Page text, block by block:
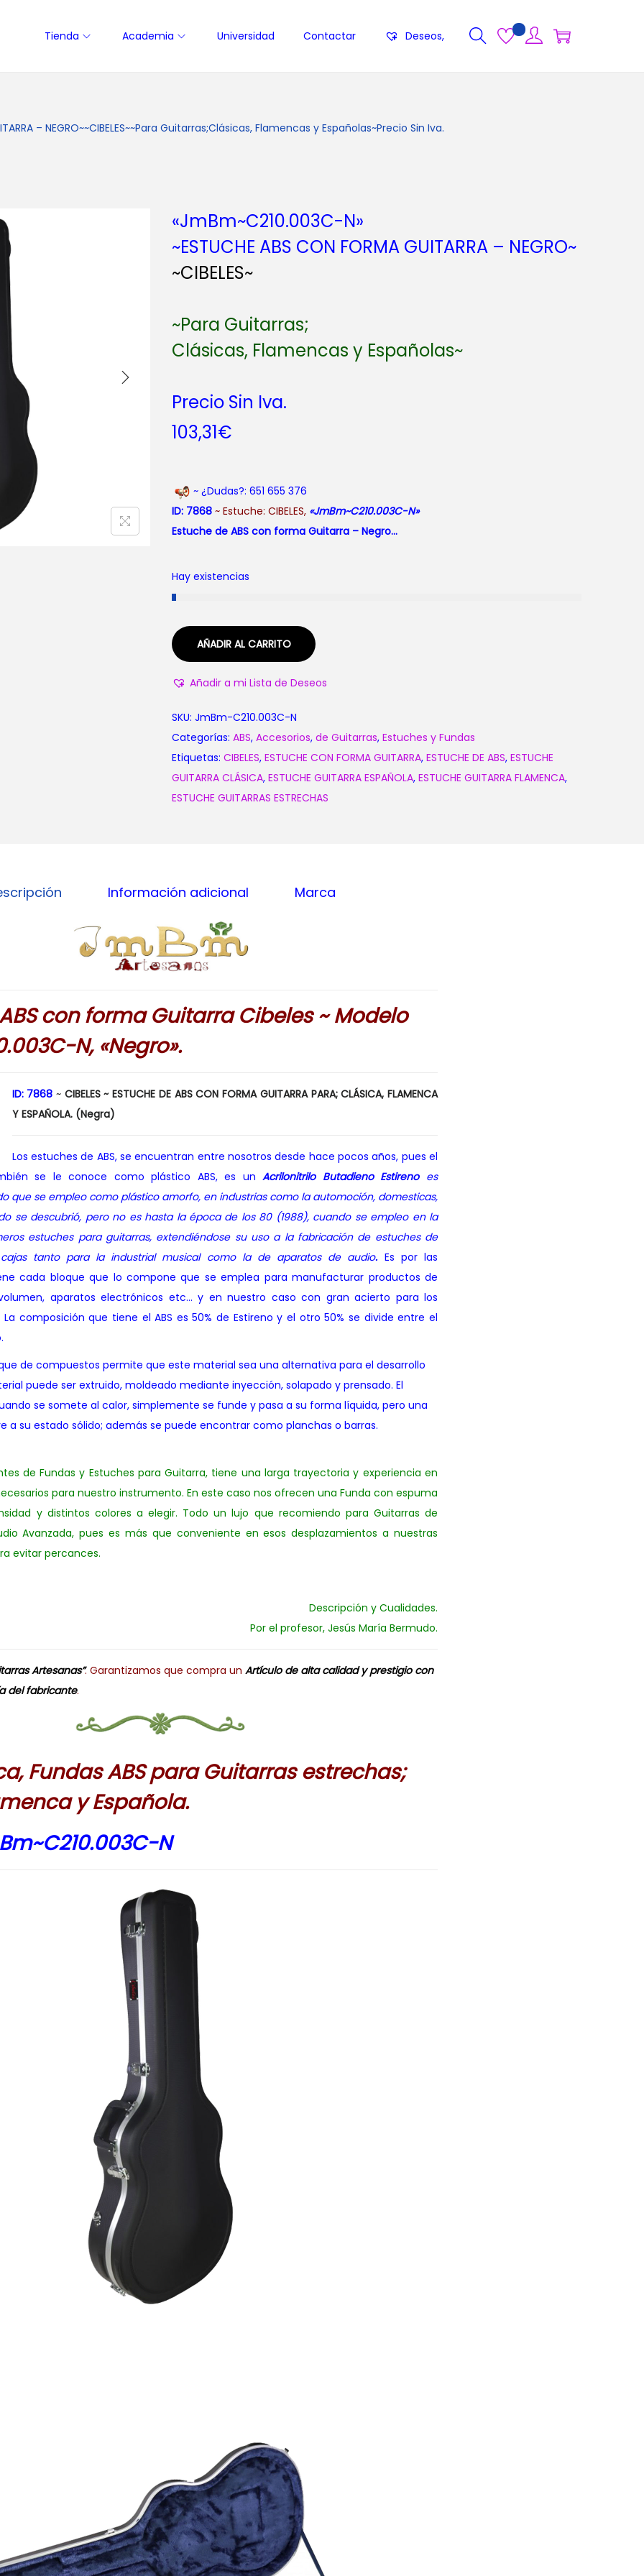
Tienda Academia Universidad Contactar Deseos,
– NEGRO~~CIBELES~~Para Guitarras;Clásicas, Flamencas y Españolas~Precio Sin Iva.
«JmBm~C210.003C-N»
~ESTUCHE ABS CON FORMA GUITARRA – NEGRO~
~CIBELES~
~Para Guitarras;
Clásicas, Flamencas y Españolas~
Precio Sin Iva.
103,31€
~ ¿Dudas?: 651 655 376
ID: 7868 ~ Estuche: CIBELES, «JmBm~C210.003C-N»
Estuche de ABS con forma Guitarra – Negro…
Hay existencias
AÑADIR AL CARRITO
Añadir a mi Lista de Deseos
SKU: JmBm-C210.003C-N
Categorías: ABS, Accesorios, de Guitarras, Estuches y Fundas
Etiquetas: CIBELES, ESTUCHE CON FORMA GUITARRA, ESTUCHE DE ABS, ESTUCHE
GUITARRA CLÁSICA, ESTUCHE GUITARRA ESPAÑOLA, ESTUCHE GUITARRA FLAMENCA,
ESTUCHE GUITARRAS ESTRECHAS
Información adicional Marca
con forma Guitarra Cibeles ~ Modelo
N, «Negro».
ID: 7868 ~ CIBELES ~ ESTUCHE DE ABS CON FORMA GUITARRA PARA; CLÁSICA, FLAMENCA
Y ESPAÑOLA. (Negra)
Los estuches de ABS, se encuentran entre nosotros desde hace pocos años, pues el
se le conoce como plástico ABS, es unAcrilonitrilo Butadieno Estireno es
que se empleo como plástico amorfo, en industrias como la automoción, domesticas,
se descubrió, pero no es hasta la época de los 80 (1988), cuando se empleo en la
estuches para guitarras, extendiéndose su uso a la fabricación de estuches de
tanto para la industrial musical como la de aparatos de audio. Es por las
cada bloque que lo compone que se emplea para manufacturar productos de
aparatos electrónicos etc… y en nuestro caso con gran acierto para los
composición que tiene el ABS es 50% de Estireno y el otro 50% se divide entre el
de compuestos permite que este material sea una alternativa para el desarrollo
puede ser extruido, moldeado mediante inyección, solapado y prensado. El
se somete al calor, simplemente se funde y pasa a su forma líquida, pero una
a su estado sólido; además se puede encontrar como planchas o barras.
de Fundas y Estuches para Guitarra, tiene una larga trayectoria y experiencia en
para nuestro instrumento. En este caso nos ofrecen una Funda con espuma
y distintos colores a elegir. Todo un lujo que recomiendo para Guitarras de
Avanzada, pues es más que conveniente en esos desplazamientos a nuestras
evitar percances.
Descripción y Cualidades.
Por el profesor, Jesús María Bermudo.
Artesanas”. Garantizamos que compra un Artículo de alta calidad y prestigio con
del fabricante.
Fundas ABS para Guitarras estrechas;
y Española.
N